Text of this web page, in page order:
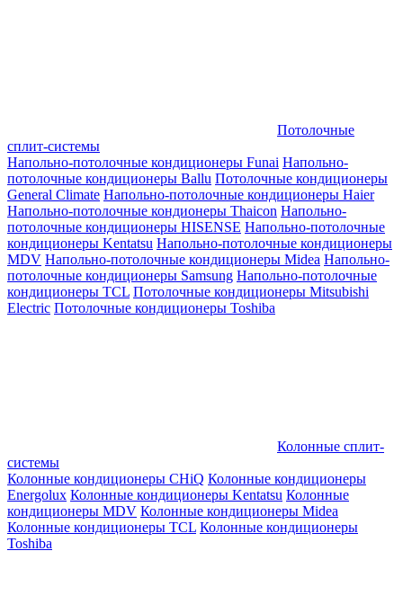
Потолочные
сплит-системы
Напольно-потолочные кондиционеры Funai Напольно-
потолочные кондиционеры Ballu Потолочные кондиционеры
General Climate Напольно-потолочные кондиционеры Haier
Напольно-потолочные кондионеры Thaicon Напольно-
потолочные кондиционеры HISENSE Напольно-потолочные
кондиционеры Kentatsu Напольно-потолочные кондиционеры
MDV Напольно-потолочные кондиционеры Midea Напольно-
потолочные кондиционеры Samsung Напольно-потолочные
кондиционеры TCL Потолочные кондиционеры Mitsubishi
Electric Потолочные кондиционеры Toshiba
Колонные сплит-
системы
Колонные кондиционеры CHiQ Колонные кондиционеры
Energolux Колонные кондиционеры Kentatsu Колонные
кондиционеры MDV Колонные кондиционеры Midea
Колонные кондиционеры TCL Колонные кондиционеры
Toshiba